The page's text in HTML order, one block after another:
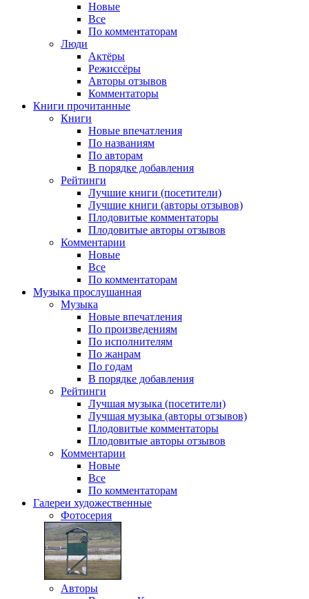
Новые
Все
По комментаторам
Люди
Актёры
Режиссёры
Авторы отзывов
Комментаторы
Книги прочитанные
Книги
Новые впечатления
По названиям
По авторам
В порядке добавления
Рейтинги
Лучшие книги (посетители)
Лучшие книги (авторы отзывов)
Плодовитые комментаторы
Плодовитые авторы отзывов
Комментарии
Новые
Все
По комментаторам
Музыка прослушанная
Музыка
Новые впечатления
По произведениям
По исполнителям
По жанрам
По годам
В порядке добавления
Рейтинги
Лучшая музыка (посетители)
Лучшая музыка (авторы отзывов)
Плодовитые комментаторы
Плодовитые авторы отзывов
Комментарии
Новые
Все
По комментаторам
Галереи художественные
Фотосерия
Авторы